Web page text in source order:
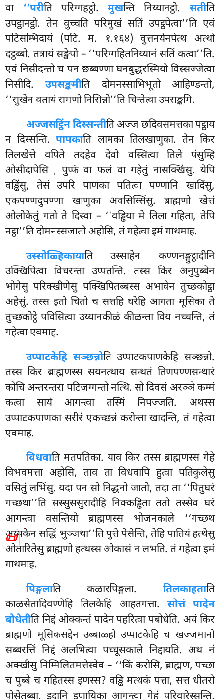
📜
वा ‘‘परीति परिग्गहट्ठो.मुखन्ति निय्यानट्ठो. सतीति
उपट्ठानट्ठो. तेन वुच्चति परिमुखं सतिं उपट्ठपेत्वा’’ति एवं
पटिसम्भिदायं (पटि. म. १.१६४) वुत्तनयेनपेत्थ अत्थो
दट्ठब्बो. तत्रायं सङ्खेपो – ‘‘परिग्गहितनिय्यानं सतिं कत्वा’’ति.
एवं निसीदन्तो च पन छब्बण्णा घनबुद्धरस्मियो विस्सज्जेत्वा
निसीदि.उपसङ्कमीति दोमनस्साभिभूतो आहिण्डन्तो,
‘‘सुखेन वतायं समणो निसिन्नो’’ति चिन्तेत्वा उपसङ्कमि.
अज्जसट्ठिंन दिस्सन्तीति अज्ज छदिवसमत्तका पट्ठाय
न दिस्सन्ति.पापकाति लामका तिलखाणुका. तेन किर
तिलखेत्ते वपिते तदहेव देवो वस्सित्वा तिले पंसुम्हि
ओसीदापेसि , पुप्फं वा फलं वा गहेतुं नासक्खिंसु. येपि
वड्ढिंसु, तेसं उपरि पाणका पतित्वा पण्णानि खादिंसु,
एकपण्णदुपण्णा खाणुका अवसिस्सिंसु. ब्राह्मणो खेत्तं
ओलोकेतुं गतो ते दिस्वा – ‘‘वड्ढिया मे तिला गहिता, तेपि
नट्ठा’’ति दोमनस्सजातो अहोसि, तं गहेत्वा इमं गाथमाह.
उस्सोळ्हिकायाति उस्साहेन कण्णनङ्गुट्ठादीनि
उक्खिपित्वा विचरन्ता उप्पतन्ति. तस्स किर अनुपुब्बेन
भोगेसु परिक्खीणेसु पक्खिपितब्बस्स अभावेन तुच्छकोट्ठा
अहेसुं. तस्स इतो चितो च सत्तहि घरेहि आगता मूसिका ते
तुच्छकोट्ठे पविसित्वा उय्यानकीळं कीळन्ता विय नच्चन्ति, तं
गहेत्वा एवमाह.
उप्पाटकेहि सञ्छन्नोति उप्पाटकपाणकेहि सञ्छन्नो.
तस्स किर ब्राह्मणस्स सयनत्थाय सन्थतं तिणपण्णसन्थारं
कोचि अन्तरन्तरा पटिजग्गन्तो नत्थि. सो दिवसं अरञ्ञे कम्मं
कत्वा सायं आगन्त्वा तस्मिं निपज्जति. अथस्स
उप्पाटकपाणका सरीरं एकच्छन्नं करोन्ता खादन्ति, तं गहेत्वा
एवमाह.
विधवाति मतपतिका. याव किर तस्स ब्राह्मणस्स गेहे
विभवमत्ता अहोसि, ताव ता विधवापि हुत्वा पतिकुलेसु
वसितुं लभिंसु. यदा पन सो निद्धनो जातो, तदा ता ‘‘पितुघरं
गच्छथा’’ति सस्सुससुरादीहि निक्कड्ढिता ततो तस्सेव घरं
आगन्त्वा वसन्तियो ब्राह्मणस्स भोजनकाले ‘‘गच्छथ
अय्यकेन सद्धिं भुञ्जथा’’ति पुत्ते पेसेन्ति, तेहि पातियं हत्थेसु
ओतारितेसु ब्राह्मणो हत्थस्स ओकासं न लभति. तं गहेत्वा इमं
गाथमाह.
पिङ्गलाति कळारपिङ्गला. तिलकाहताति
काळसेतादिवण्णेहि तिलकेहि आहतगत्ता. सोत्तं पादेन
बोधेतीति निद्दं ओक्कन्तं पादेन पहरित्वा पबोधेति. अयं किर
ब्राह्मणो मूसिकसद्देन उब्बाळ्हो उप्पाटकेहि च खज्जमानो
सब्बरत्तिं निद्दं अलभित्वा पच्चूसकाले निद्दायति. अथ नं
अक्खीसु निम्मिलितमत्तेस्वेव – ‘‘किं करोसि, ब्राह्मण, पच्छा
च पुब्बे च गहितस्स इणस्स? वड्ढि मत्थकं पत्ता, सत्त धीतरो